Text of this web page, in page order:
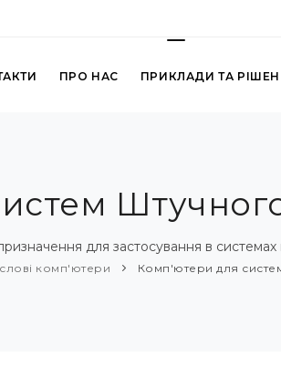
ПРО НАС ПРИКЛАДИ ТА
Штучного
для застосування в системах
комп'ютери Комп'ютери для